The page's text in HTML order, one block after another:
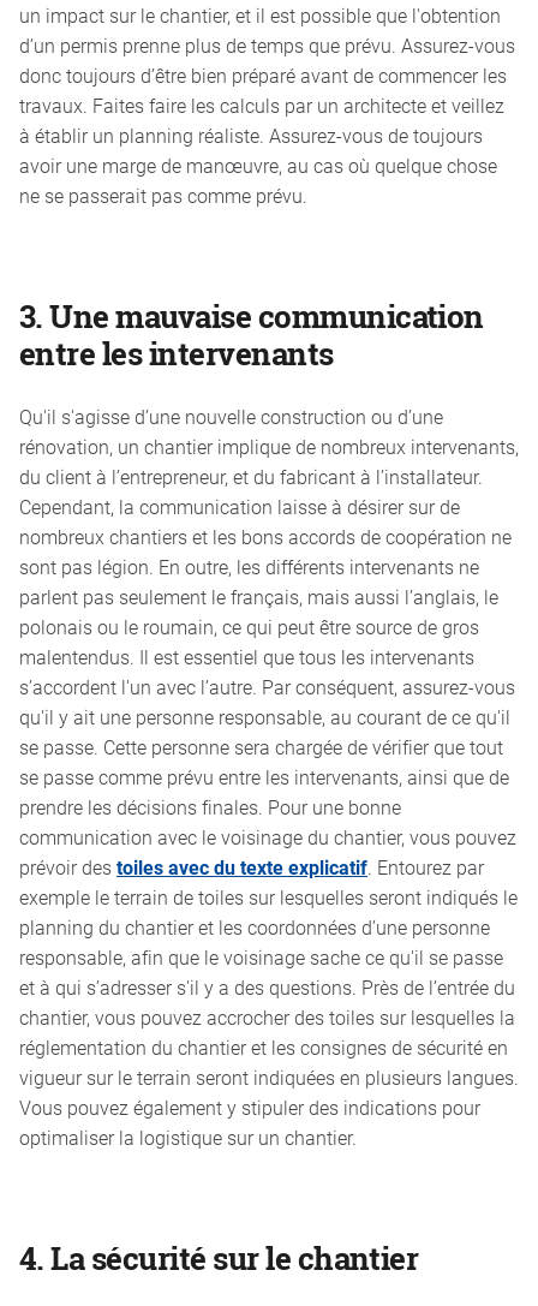
un impact sur le chantier, et il est possible que l'obtention
d’un permis prenne plus de temps que prévu. Assurez-vous
donc toujours d’être bien préparé avant de commencer les
travaux. Faites faire les calculs par un architecte et veillez
à établir un planning réaliste. Assurez-vous de toujours
avoir une marge de manœuvre, au cas où quelque chose
ne se passerait pas comme prévu.
3.Une mauvaise communication
entre les intervenants
Qu'il s'agisse d’une nouvelle construction ou d’une
rénovation, un chantier implique de nombreux intervenants,
du client à l’entrepreneur, et du fabricant à l’installateur.
Cependant, la communication laisse à désirer sur de
nombreux chantiers et les bons accords de coopération ne
sont pas légion. En outre, les différents intervenants ne
parlent pas seulement le français, mais aussi l’anglais, le
polonais ou le roumain, ce qui peut être source de gros
malentendus. Il est essentiel que tous les intervenants
s’accordent l'un avec l’autre. Par conséquent, assurez-vous
qu'il y ait une personne responsable, au courant de ce qu'il
se passe. Cette personne sera chargée de vérifier que tout
se passe comme prévu entre les intervenants, ainsi que de
prendre les décisions finales. Pour une bonne
communication avec le voisinage du chantier, vous pouvez
prévoir destoiles avec du texte explicatif. Entourez par
exemple le terrain de toiles sur lesquelles seront indiqués le
planning du chantier et les coordonnées d’une personne
responsable, afin que le voisinage sache ce qu'il se passe
et à qui s’adresser s'il y a des questions. Près de l’entrée du
chantier, vous pouvez accrocher des toiles sur lesquelles la
réglementation du chantier et les consignes de sécurité en
vigueur sur le terrain seront indiquées en plusieurs langues.
Vous pouvez également y stipuler des indications pour
optimaliser la logistique sur un chantier.
4.La sécurité sur le chantier